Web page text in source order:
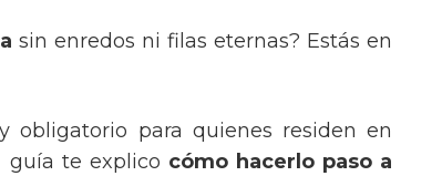
sin enredos ni filas eternas? Estás en
obligatorio para quienes residen en
guía te explico cómo hacerlo paso a